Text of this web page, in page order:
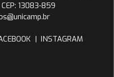
13083-859
| INSTAGRAM